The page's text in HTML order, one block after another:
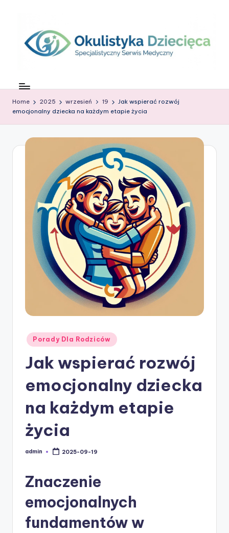
content
z
k
o
Home 2025 wrzesień 19
Jak wspierać rozwój
emocjonalny dziecka na każdym etapie życia
Posted
in
Porady Dla Rodziców
Jak wspierać rozwój
emocjonalny dziecka
na każdym etapie
życia
Posted
admin 2025-09-19
Znaczenie
emocjonalnych
fundamentów w